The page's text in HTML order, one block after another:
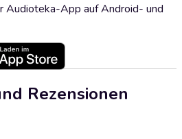
Audioteka-App auf Android- und
Rezensionen